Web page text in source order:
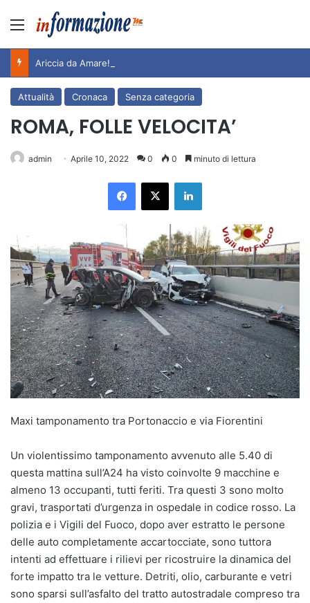
Menu
Attualità Cronaca Senza categoria
ROMA, FOLLE VELOCITA’
admin Aprile 10, 2022 0 0 minuto di lettura
Facebook
X LinkedIn
Maxi tamponamento tra Portonaccio e via Fiorentini
Un violentissimo tamponamento avvenuto alle 5.40 di
questa mattina sull’A24 ha visto coinvolte 9 macchine e
almeno 13 occupanti, tutti feriti. Tra questi 3 sono molto
gravi, trasportati d’urgenza in ospedale in codice rosso. La
polizia e i Vigili del Fuoco, dopo aver estratto le persone
delle auto completamente accartocciate, sono tuttora
intenti ad effettuare i rilievi per ricostruire la dinamica del
forte impatto tra le vetture. Detriti, olio, carburante e vetri
sono sparsi sull’asfalto del tratto autostradale compreso tra